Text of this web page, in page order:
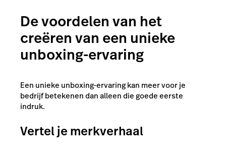
De voordelen van het
creëren van een unieke
unboxing-ervaring
Een unieke unboxing-ervaring kan meer voor je
bedrijf betekenen dan alleen die goede eerste
indruk.
Vertel je merkverhaal